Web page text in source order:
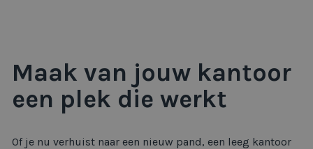
Maak van jouw kantoor
een plek die werkt
Of je nu verhuist naar een nieuw pand, een leeg kantoor